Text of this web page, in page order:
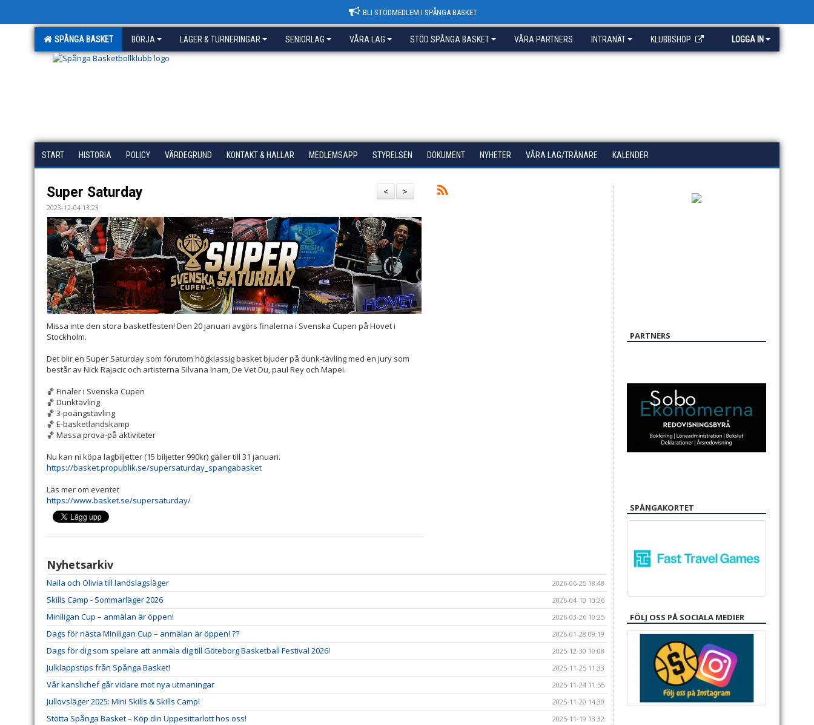
BLI STÖDMEDLEM I SPÅNGA BASKET
SPÅNGA BASKET BÖRJA LÄGER & TURNERINGAR SENIORLAG VÅRA LAG STÖD SPÅNGA BASKET VÅRA PARTNERS INTRANÄT KLUBBSHOP LOGGA IN
START HISTORIA POLICY VÄRDEGRUND KONTAKT & HALLAR MEDLEMSAPP STYRELSEN DOKUMENT NYHETER VÅRA LAG/TRÄNARE KALENDER
>
<
Super Saturday
2023-12-04 13:23
Missa inte den stora basketfesten! Den 20 januari avgörs finalerna i Svenska Cupen på Hovet i
Stockholm.
Det blir en Super Saturday som förutom högklassig basket bjuder på dunk-tävling med en jury som
består av Nick Rajacic och artisterna Silvana Inam, De Vet Du, paul Rey och Mapei.
🏀 Finaler i Svenska Cupen
🏀 Dunktävling
🏀 3-poängstävling
🏀 E-basketlandskamp
🏀 Massa prova-på aktiviteter
Nu kan ni köpa lagbiljetter (15 biljetter 990kr) gäller till 31 januari.
https://basket.propublik.se/supersaturday_spangabasket
Läs mer om eventet
https://www.basket.se/supersaturday/
Nyhetsarkiv
Naila och Olivia till landslagsläger 2026-06-25 18:48
Skills Camp - Sommarläger 2026 2026-04-10 13:26
Miniligan Cup – anmälan är öppen! 2026-03-26 10:25
Dags för nästa Miniligan Cup – anmälan är öppen! ?? 2026-01-28 09:19
Dags för dig som spelare att anmäla dig till Göteborg Basketball Festival 2026! 2025-12-30 10:08
Julklappstips från Spånga Basket! 2025-11-25 11:33
Vår kanslichef går vidare mot nya utmaningar 2025-11-24 11:55
Jullovsläger 2025: Mini Skills & Skills Camp! 2025-11-20 14:30
Stötta Spånga Basket – Köp din Uppesittarlott hos oss! 2025-11-19 13:32
PARTNERS
SPÅNGAKORTET
FÖLJ OSS PÅ SOCIALA MEDIER